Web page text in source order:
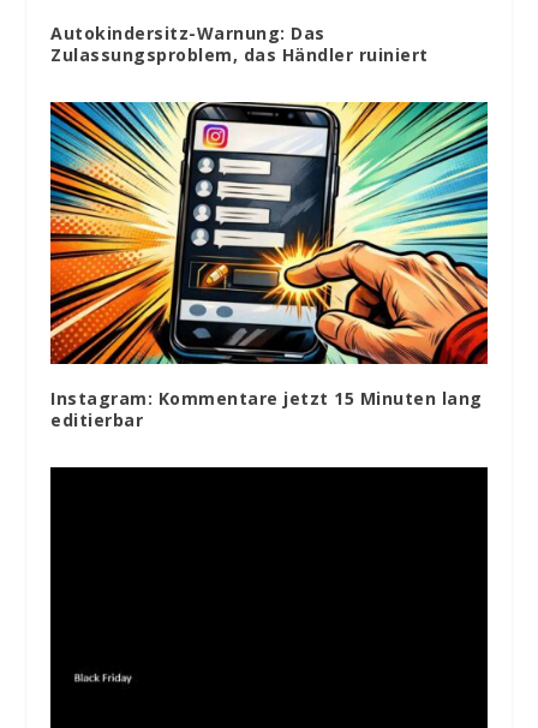
Autokindersitz-Warnung: Das
Zulassungsproblem, das Händler ruiniert
Instagram: Kommentare jetzt 15 Minuten lang
editierbar